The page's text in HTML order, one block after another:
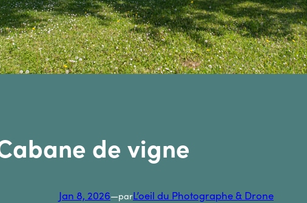
de vigne
Jan 8, 2026—parL’oeil du Photographe & Drone